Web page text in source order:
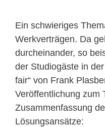
Ein schwieriges
Werkverträgen. Da
durcheinander, so
der Studiogäste in
fair“ von Frank
Veröffentlichung zum
Zusammenfassung
Lösungsansätze: